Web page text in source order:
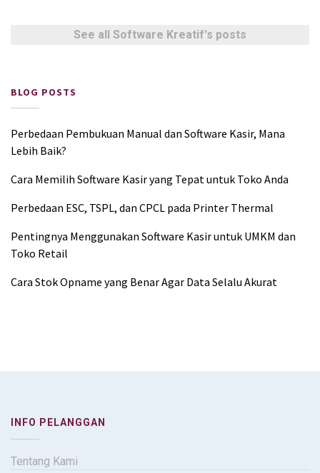
See all Software Kreatif's posts
BLOG POSTS
Perbedaan Pembukuan Manual dan Software Kasir, Mana
Lebih Baik?
Cara Memilih Software Kasir yang Tepat untuk Toko Anda
Perbedaan ESC, TSPL, dan CPCL pada Printer Thermal
Pentingnya Menggunakan Software Kasir untuk UMKM dan
Toko Retail
Cara Stok Opname yang Benar Agar Data Selalu Akurat
INFO PELANGGAN
Tentang Kami